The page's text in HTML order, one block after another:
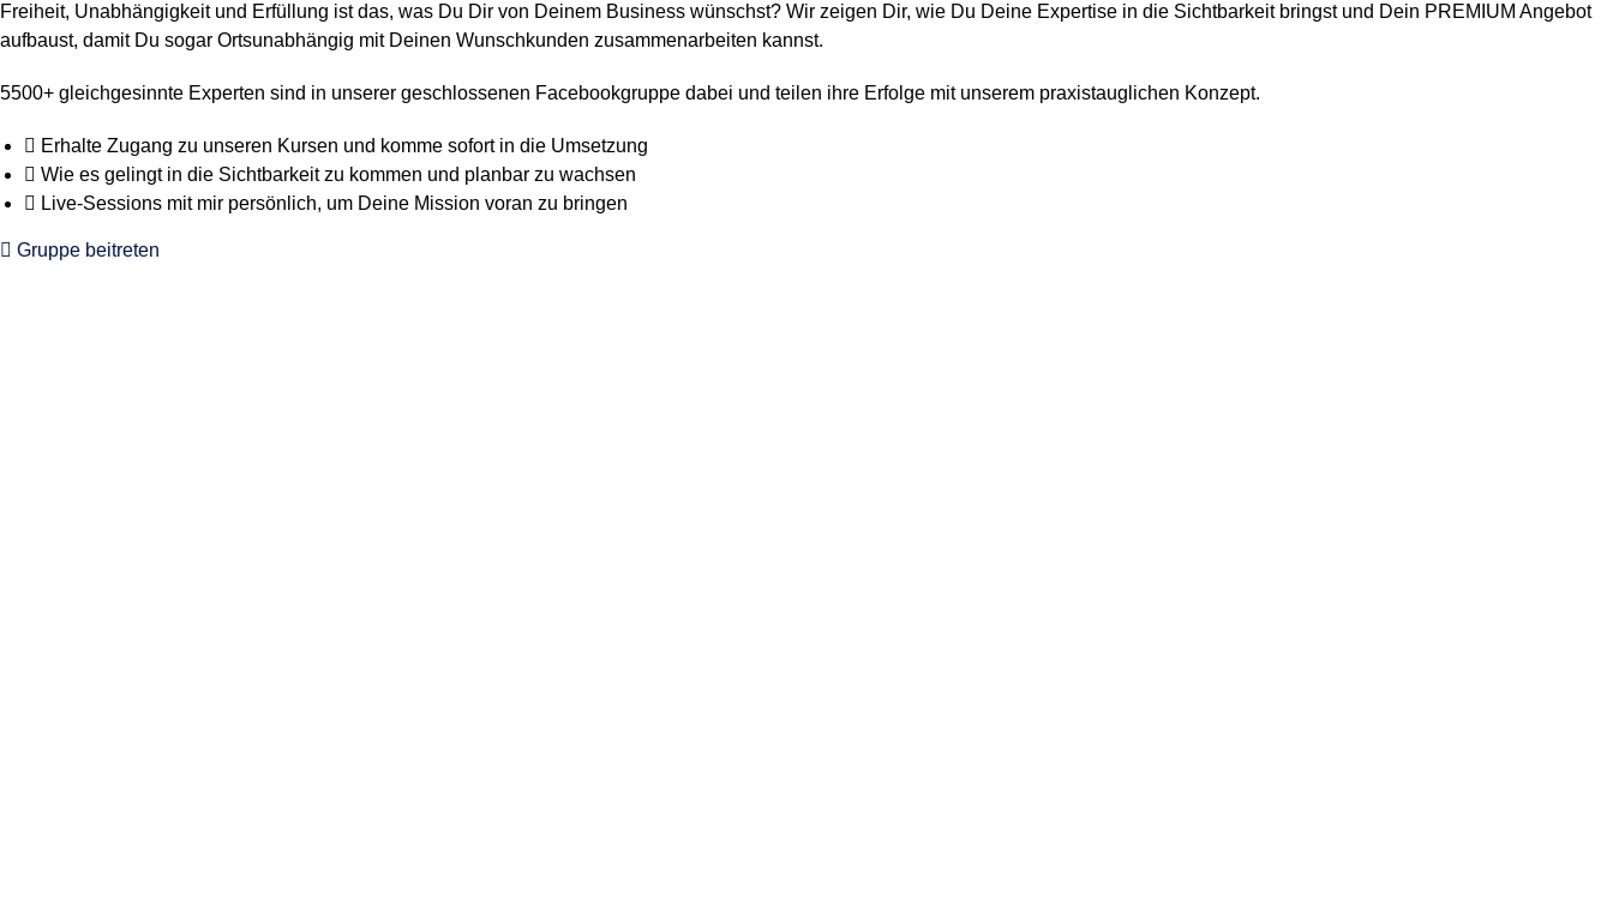
Freiheit, Unabhängigkeit und Erfüllung ist das, was Du Dir von Deinem Business wünschst? Wir zeigen Dir, wie Du Deine Expertise in die Sichtbarkeit bringst und Dein PREMIUM Angebot
aufbaust, damit Du sogar Ortsunabhängig mit Deinen Wunschkunden zusammenarbeiten kannst.
5500+ gleichgesinnte Experten sind in unserer geschlossenen Facebookgruppe dabei und teilen ihre Erfolge mit unserem praxistauglichen Konzept.
Erhalte Zugang zu unseren Kursen und komme sofort in die Umsetzung
Wie es gelingt in die Sichtbarkeit zu kommen und planbar zu wachsen
Live-Sessions mit mir persönlich, um Deine Mission voran zu bringen
Gruppe beitreten